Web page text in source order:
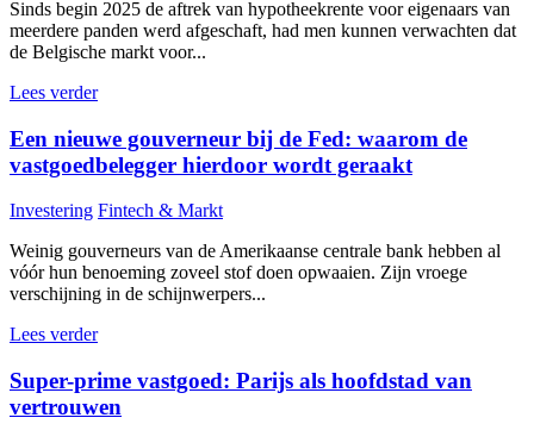
Sinds begin 2025 de aftrek van hypotheekrente voor eigenaars van
meerdere panden werd afgeschaft, had men kunnen verwachten dat
de Belgische markt voor...
Lees verder
Een nieuwe gouverneur bij de Fed: waarom de
vastgoedbelegger hierdoor wordt geraakt
Investering Fintech & Markt
Weinig gouverneurs van de Amerikaanse centrale bank hebben al
vóór hun benoeming zoveel stof doen opwaaien. Zijn vroege
verschijning in de schijnwerpers...
Lees verder
Super-prime vastgoed: Parijs als hoofdstad van
vertrouwen